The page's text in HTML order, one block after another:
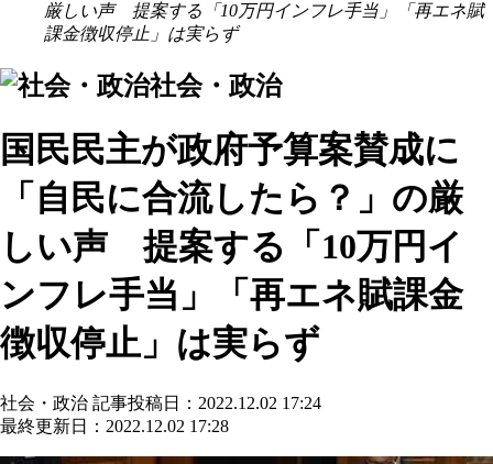
厳しい声 提案する「10万円インフレ手当」「再エネ賦
課金徴収停止」は実らず
社会・政治
国民民主が政府予算案賛成に
「自民に合流したら？」の厳
しい声 提案する「10万円イ
ンフレ手当」「再エネ賦課金
徴収停止」は実らず
社会・政治 記事投稿日：2022.12.02 17:24
最終更新日：2022.12.02 17:28